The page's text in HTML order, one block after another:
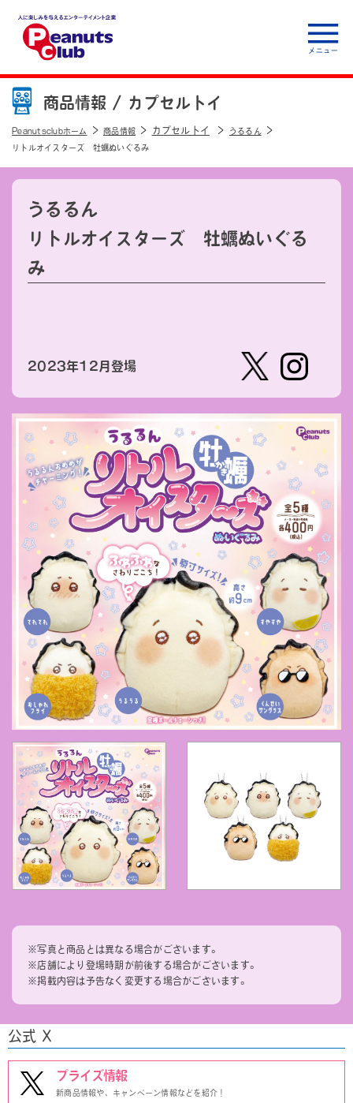
人に楽しみを与えるエ
ンターテイメント企
業 Peanuts club
商品情報 / カプセルトイ
Peanutsclubホーム 商品情報 カプセルトイ うるるん
リトルオイスターズ 牡蠣ぬいぐるみ
うるるん
リトルオイスターズ 牡蠣ぬいぐる
み
2023年12月登場
ーナッ
ツクラ
ブのカ
プセル
トイの
Xはこ
ちら
ナッ
ツ・ク
ラブ
カプセ
ルトイ
メーカ
ーの人
（公
式）のI
nstag
ramは
※写真と商品とは異なる場合がございます。
※店舗により登場時期が前後する場合がございます。
※掲載内容は予告なく変更する場合がございます。
公式 X
プライズ情報
新商品情報や、キャンペーン情報などを紹介！